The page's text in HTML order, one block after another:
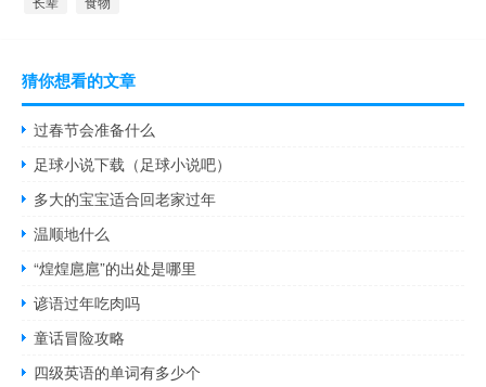
猜你想看的文章
过春节会准备什么
足球小说下载（足球小说吧）
多大的宝宝适合回老家过年
温顺地什么
“煌煌扈扈”的出处是哪里
谚语过年吃肉吗
童话冒险攻略
四级英语的单词有多少个